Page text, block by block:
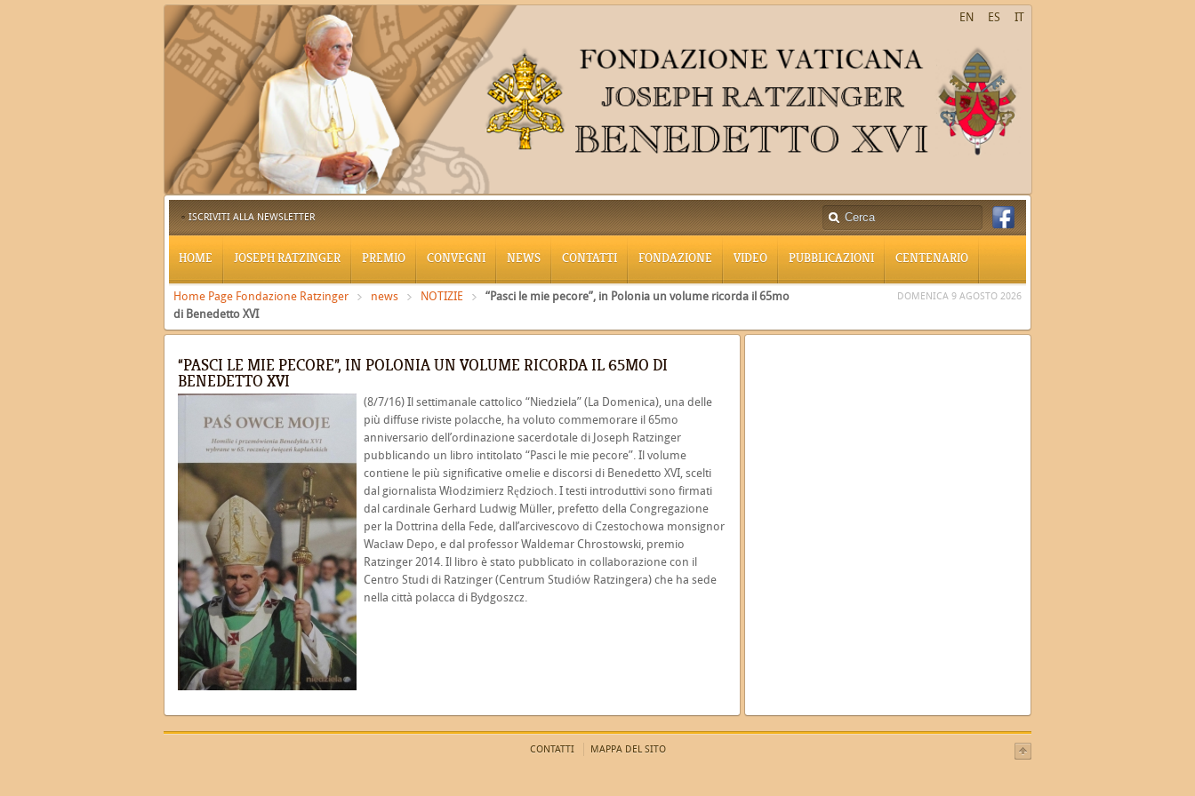
IT
ES
EN
ISCRIVITI ALLA NEWSLETTER
HOME JOSEPH RATZINGER PREMIO CONVEGNI NEWS CONTATTI FONDAZIONE VIDEO PUBBLICAZIONI CENTENARIO
Home Page Fondazione Ratzinger news NOTIZIE
“Pasci le mie pecore”, in Polonia un volume ricorda il 65mo
di Benedetto XVI
DOMENICA 9 AGOSTO 2026
“PASCI LE MIE PECORE”, IN POLONIA UN VOLUME RICORDA IL 65MO DI
BENEDETTO XVI
(8/7/16) Il settimanale cattolico “Niedziela” (La Domenica), una delle
più diffuse riviste polacche, ha voluto commemorare il 65mo
anniversario dell’ordinazione sacerdotale di Joseph Ratzinger
pubblicando un libro intitolato “Pasci le mie pecore”. Il volume
contiene le più significative omelie e discorsi di Benedetto XVI, scelti
dal giornalista Włodzimierz Rędzioch. I testi introduttivi sono firmati
dal cardinale Gerhard Ludwig Müller, prefetto della Congregazione
per la Dottrina della Fede, dall’arcivescovo di Czestochowa monsignor
Wacław Depo, e dal professor Waldemar Chrostowski, premio
Ratzinger 2014. Il libro è stato pubblicato in collaborazione con il
Centro Studi di Ratzinger (Centrum Studiów Ratzingera) che ha sede
nella città polacca di Bydgoszcz.
CONTATTI MAPPA DEL SITO